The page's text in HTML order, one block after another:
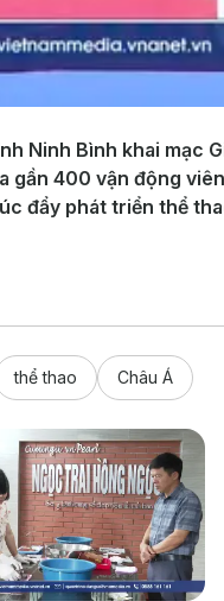
Ninh Bình khai mạc
400 vận động
đẩy phát triển thể
thể thao Châu Á